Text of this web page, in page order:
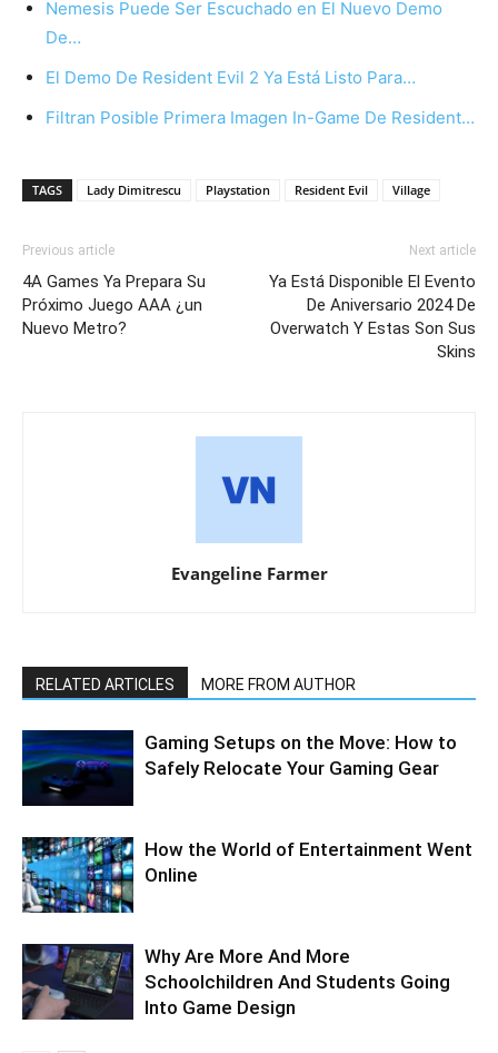
Nemesis Puede Ser Escuchado en El Nuevo Demo
De…
El Demo De Resident Evil 2 Ya Está Listo Para…
Filtran Posible Primera Imagen In-Game De Resident…
TAGS Lady Dimitrescu Playstation Resident Evil Village
Previous article
4A Games Ya Prepara Su
Próximo Juego AAA ¿un
Nuevo Metro?
Next article
Ya Está Disponible El Evento
De Aniversario 2024 De
Overwatch Y Estas Son Sus
Skins
Evangeline Farmer
RELATED ARTICLES MORE FROM AUTHOR
Gaming Setups on the Move: How to
Safely Relocate Your Gaming Gear
How the World of Entertainment Went
Online
Why Are More And More
Schoolchildren And Students Going
Into Game Design